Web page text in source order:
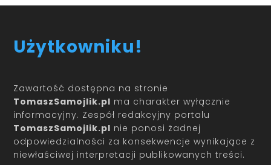
Użytkowniku!
Zawartość dostępna na stronie
TomaszSamojlik.pl ma charakter wyłącznie
informacyjny. Zespół redakcyjny portalu
TomaszSamojlik.pl nie ponosi żadnej
odpowiedzialności za konsekwencje wynikające z
niewłaściwej interpretacji publikowanych treści.